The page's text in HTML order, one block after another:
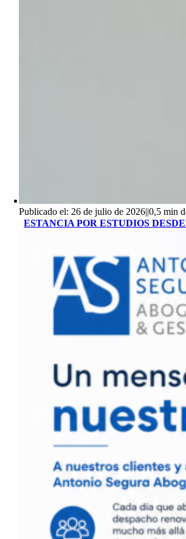
Publicado el: 26 de julio de 2026||0,5 min
ESTANCIA POR ESTUDIOS